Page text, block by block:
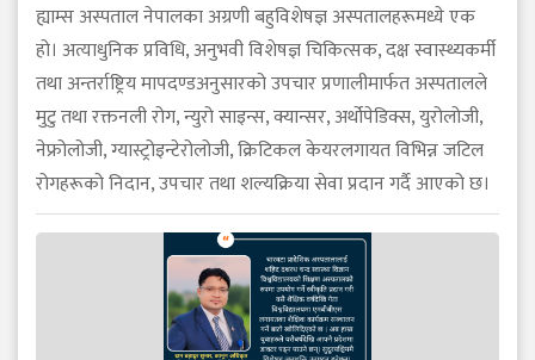
ह्याम्स अस्पताल नेपालका अग्रणी बहुविशेषज्ञ अस्पतालहरूमध्ये एक
हो। अत्याधुनिक प्रविधि, अनुभवी विशेषज्ञ चिकित्सक, दक्ष स्वास्थ्यकर्मी
तथा अन्तर्राष्ट्रिय मापदण्डअनुसारको उपचार प्रणालीमार्फत अस्पतालले
मुटु तथा रक्तनली रोग, न्युरो साइन्स, क्यान्सर, अर्थोपेडिक्स, युरोलोजी,
नेफ्रोलोजी, ग्यास्ट्रोइन्टेरोलोजी, क्रिटिकल केयरलगायत विभिन्न जटिल
रोगहरूको निदान, उपचार तथा शल्यक्रिया सेवा प्रदान गर्दै आएको छ।